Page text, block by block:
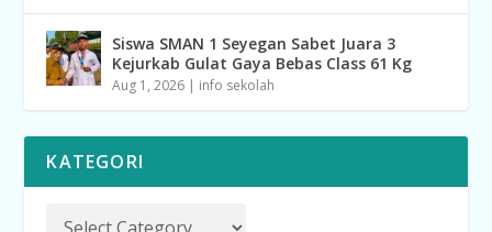
Siswa SMAN 1 Seyegan Sabet Juara 3
Kejurkab Gulat Gaya Bebas Class 61 Kg
Aug 1, 2026 | info sekolah
KATEGORI